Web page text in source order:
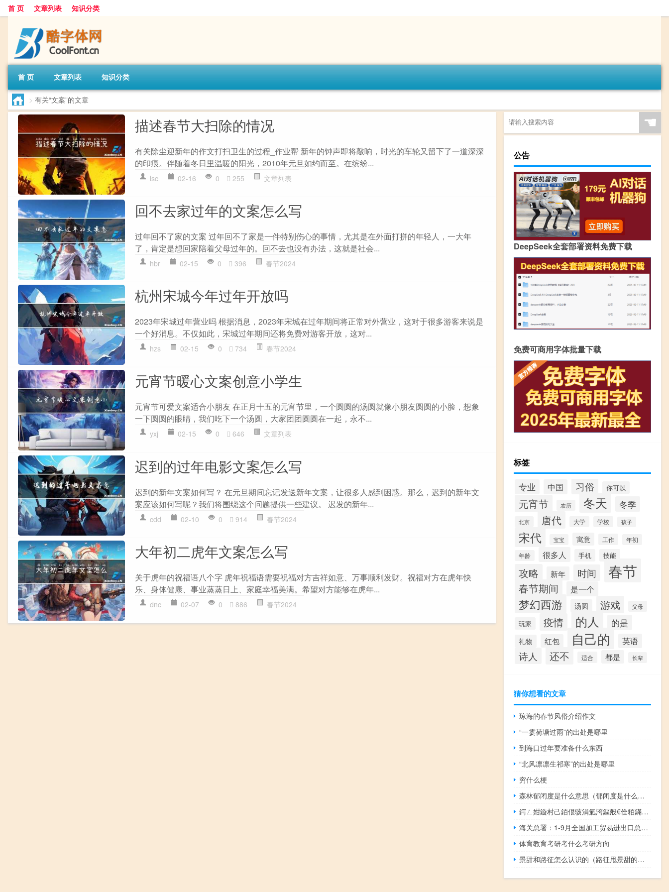
首 页 文章列表 知识分类
首 页 文章列表 知识分类
> 有关“文案”的文章
描述春节大扫除的情况
有关除尘迎新年的作文打扫卫生的过程_作业帮 新年的钟声即将敲响，时光的车轮又留下了一道深深
的印痕。伴随着冬日里温暖的阳光，2010年元旦如约而至。在缤纷...
lsc 02-16 0 255 文章列表
回不去家过年的文案怎么写
过年回不了家的文案 过年回不了家是一件特别伤心的事情，尤其是在外面打拼的年轻人，一大年
了，肯定是想回家陪着父母过年的。回不去也没有办法，这就是社会...
hbr 02-15 0 396 春节2024
杭州宋城今年过年开放吗
2023年宋城过年营业吗 根据消息，2023年宋城在过年期间将正常对外营业，这对于很多游客来说是
一个好消息。不仅如此，宋城过年期间还将免费对游客开放，这对...
hzs 02-15 0 734 春节2024
元宵节暖心文案创意小学生
元宵节可爱文案适合小朋友 在正月十五的元宵节里，一个圆圆的汤圆就像小朋友圆圆的小脸，想象
一下圆圆的眼睛，我们吃下一个汤圆，大家团团圆圆在一起，永不...
yxj 02-15 0 646 文章列表
迟到的过年电影文案怎么写
迟到的新年文案如何写？ 在元旦期间忘记发送新年文案，让很多人感到困惑。那么，迟到的新年文
案应该如何写呢？我们将围绕这个问题提供一些建议。 迟发的新年...
cdd 02-10 0 914 春节2024
大年初二虎年文案怎么写
关于虎年的祝福语八个字 虎年祝福语需要祝福对方吉祥如意、万事顺利发财。祝福对方在虎年快
乐、身体健康、事业蒸蒸日上、家庭幸福美满。希望对方能够在虎年...
dnc 02-07 0 886 春节2024
☚
公告
DeepSeek全套部署资料免费下载
免费可商用字体批量下载
标签
专业 中国 习俗 你可以
元宵节 农历 冬天 冬季
北京 唐代 大学 学校 孩子
宋代 宝宝 寓意 工作
年初
年龄
很多人 手机 技能
攻略 新年 时间 春节
春节期间 是一个
梦幻西游 汤圆 游戏 父母
玩家 疫情 的人 的是
礼物 红包 自己的 英语
诗人 还不 适合 都是 长辈
猜你想看的文章
琼海的春节风俗介绍作文
“一霎荷塘过雨”的出处是哪里
到海口过年要准备什么东西
“北风凛凛生祁寒”的出处是哪里
穷什么梗
森林郁闭度是什么意思（郁闭度是什么意思）
鍔ㄥ姏鏇村己銆佷骇涓氭洿鏂般€佺粨鏋勬洿浼樷€斺€旀矆闃抽珮璐ㄩ噺鍙戝睍涓€绾胯瀵?, 到底什么情况嘞
海关总署：1-9月全国加工贸易进出口总值5.57万亿元 占全国外贸进出口总值的18.1
体育教育考研考什么考研方向
景甜和路征怎么认识的（路征甩景甜的真相）